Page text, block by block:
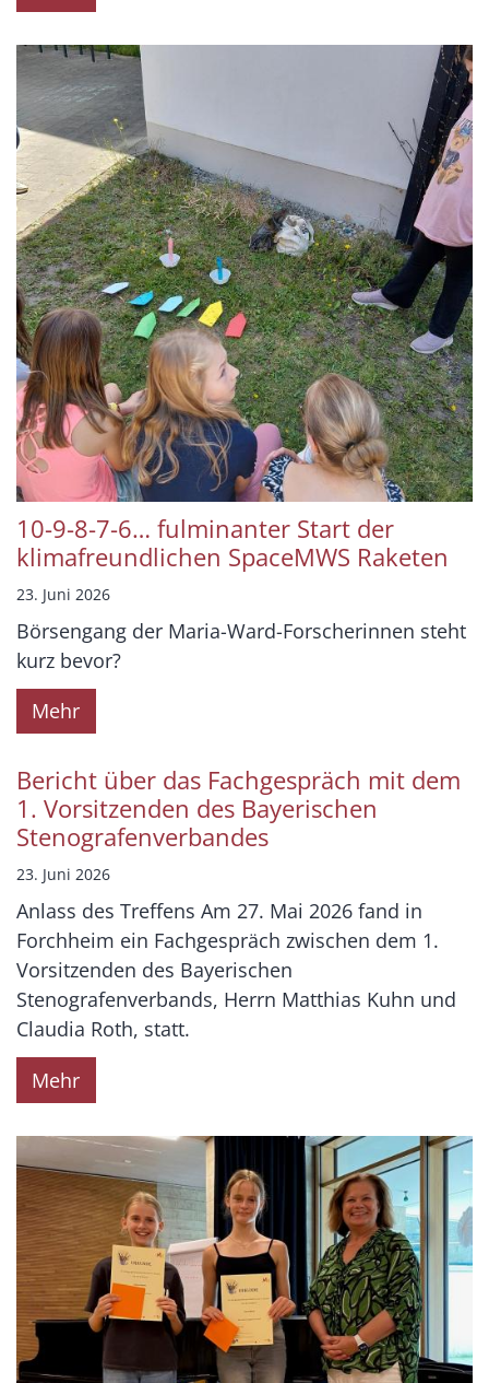
10-9-8-7-6… fulminanter Start der
klimafreundlichen SpaceMWS Raketen
23. Juni 2026
Börsengang der Maria-Ward-Forscherinnen steht
kurz bevor?
Mehr
Bericht über das Fachgespräch mit dem
1. Vorsitzenden des Bayerischen
Stenografenverbandes
23. Juni 2026
Anlass des Treffens Am 27. Mai 2026 fand in
Forchheim ein Fachgespräch zwischen dem 1.
Vorsitzenden des Bayerischen
Stenografenverbands, Herrn Matthias Kuhn und
Claudia Roth, statt.
Mehr